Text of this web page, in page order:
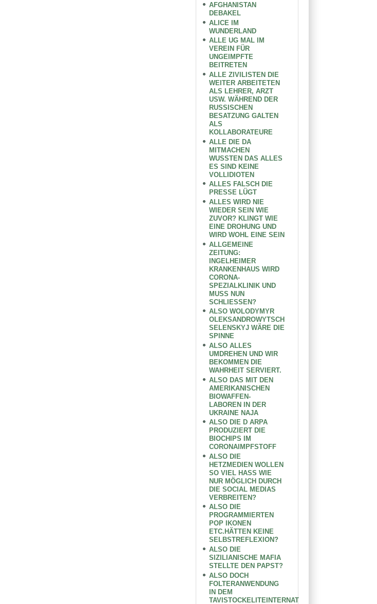
AFGHANISTAN
DEBAKEL
ALICE IM
WUNDERLAND
ALLE UG MAL IM
VEREIN FÜR
UNGEIMPFTE
BEITRETEN
ALLE ZIVILISTEN DIE
WEITER ARBEITETEN
ALS LEHRER, ARZT
USW. WÄHREND DER
RUSSISCHEN
BESATZUNG GALTEN
ALS
KOLLABORATEURE
ALLE DIE DA
MITMACHEN
WUSSTEN DAS ALLES
ES SIND KEINE
VOLLIDIOTEN
ALLES FALSCH DIE
PRESSE LÜGT
ALLES WIRD NIE
WIEDER SEIN WIE
ZUVOR? KLINGT WIE
EINE DROHUNG UND
WIRD WOHL EINE SEIN
ALLGEMEINE
ZEITUNG:
INGELHEIMER
KRANKENHAUS WIRD
CORONA-
SPEZIALKLINIK UND
MUSS NUN
SCHLIESSEN?
ALSO WOLODYMYR
OLEKSANDROWYTSCH
SELENSKYJ WÄRE DIE
SPINNE
ALSO ALLES
UMDREHEN UND WIR
BEKOMMEN DIE
WAHRHEIT SERVIERT.
ALSO DAS MIT DEN
AMERIKANISCHEN
BIOWAFFEN-
LABOREN IN DER
UKRAINE NAJA
ALSO DIE D ARPA
PRODUZIERT DIE
BIOCHIPS IM
CORONAIMPFSTOFF
ALSO DIE
HETZMEDIEN WOLLEN
SO VIEL HASS WIE
NUR MÖGLICH DURCH
DIE SOCIAL MEDIAS
VERBREITEN?
ALSO DIE
PROGRAMMIERTEN
POP IKONEN
ETC.HÄTTEN KEINE
SELBSTREFLEXION?
ALSO DIE
SIZILIANISCHE MAFIA
STELLTE DEN PAPST?
ALSO DOCH
FOLTERANWENDUNG
IN DEM
TAVISTOCKELITEINTERNAT